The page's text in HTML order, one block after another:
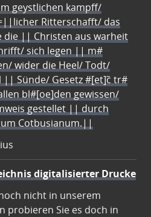
geystlichen kampff/
Ritterschafft/ das
die || Christen aus warheit
sich legen || m#
wider die Heel/ Todt/
|| Sünde/ Gesetz #[et]c̃ tr#
bl#[oe]den gewissen/
gestellet || durch
Cotbusianum.||
digitalisierter Drucke
nicht in unserem
probieren Sie es doch in